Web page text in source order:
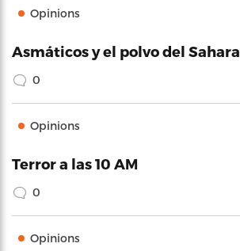
Opinions
Asmáticos y el polvo del Sahara
0
Opinions
Terror a las 10 AM
0
Opinions